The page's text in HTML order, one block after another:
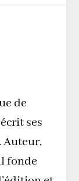
de
ses
Auteur,
fonde